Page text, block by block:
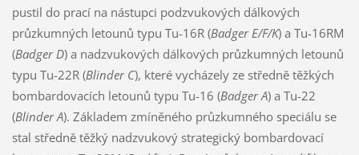
pustil do prací na nástupci podzvukových dálkových
průzkumných letounů typu Tu-16R (Badger E/F/K) a Tu-16RM
(Badger D) a nadzvukových dálkových průzkumných letounů
typu Tu-22R (Blinder C), které vycházely ze středně těžkých
bombardovacích letounů typu Tu-16 (Badger A) a Tu-22
(Blinder A). Základem zmíněného průzkumného speciálu se
stal středně těžký nadzvukový strategický bombardovací